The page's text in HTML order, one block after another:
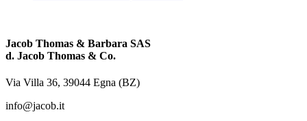
Jacob Thomas & Barbara SAS
d. Jacob Thomas & Co.
Via Villa 36, 39044 Egna (BZ)
info@jacob.it